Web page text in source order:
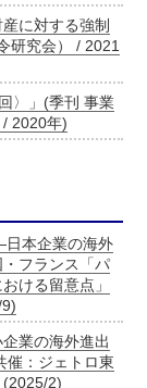
に対する強制
研究会） / 2021
〉」(季刊 事業
2020年)
本企業の海外
フランス「パ
ける留意点」
業の海外進出
催：ジェトロ東
(2025/2)